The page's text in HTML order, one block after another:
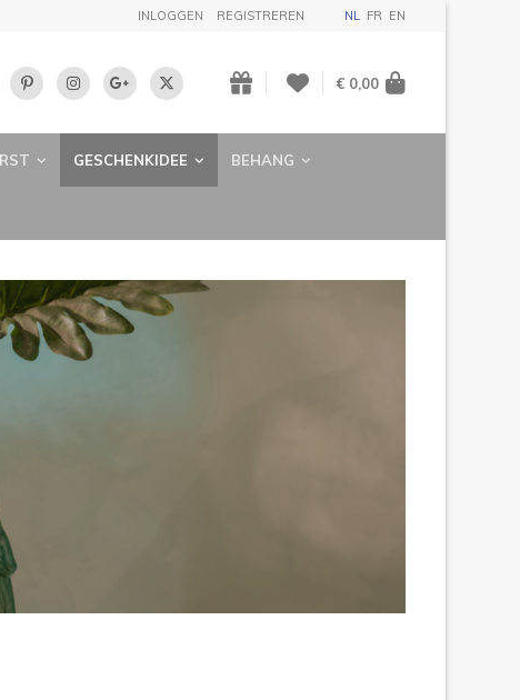
INLOGGEN REGISTREREN NL FR EN
€ 0,00
GESCHENKIDEE BEHANG